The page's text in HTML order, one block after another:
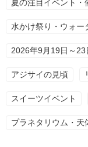
夏の注目イベント・
水かけ祭り・ウォー
2026年9月19日～23
アジサイの見頃
スイーツイベント
プラネタリウム・天